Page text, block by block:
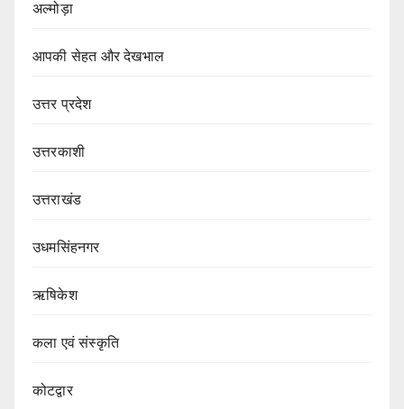
अल्मोड़ा
आपकी सेहत और देखभाल
उत्तर प्रदेश
उत्तरकाशी
उत्तराखंड
उधमसिंहनगर
ऋषिकेश
कला एवं संस्कृति
कोटद्वार